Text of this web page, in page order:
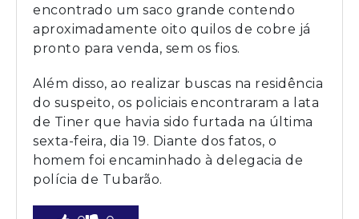
encontrado um saco grande contendo
aproximadamente oito quilos de cobre já
pronto para venda, sem os fios.
Além disso, ao realizar buscas na residência
do suspeito, os policiais encontraram a lata
de Tiner que havia sido furtada na última
sexta-feira, dia 19. Diante dos fatos, o
homem foi encaminhado à delegacia de
polícia de Tubarão.